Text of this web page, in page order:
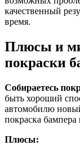
качественный
время.
Плюсы и
покраски
Собираетесь
быть хороший
автомобилю
покраска
Плюсы: